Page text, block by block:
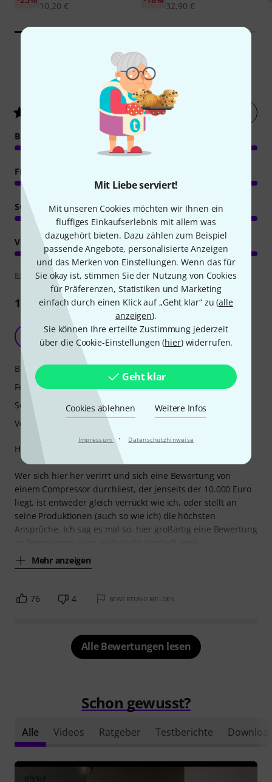
Mit Liebe serviert!
Mit unseren Cookies möchten wir Ihnen ein
fluffiges Einkaufserlebnis mit allem was
dazugehört bieten. Dazu zählen zum Beispiel
passende Angebote, personalisierte Anzeigen
und das Merken von Einstellungen. Wenn das für
Sie okay ist, stimmen Sie der Nutzung von Cookies
für Präferenzen, Statistiken und Marketing
einfach durch einen Klick auf „Geht klar“ zu (alle
anzeigen).
Sie können Ihre erteilte Zustimmung jederzeit
über die Cookie-Einstellungen (hier) widerrufen.
Geht klar
Cookies ablehnen Weitere Infos
Impressum · Datenschutzhinweise
10,20 € 32,90 €
Kundenbewertungen
5/ 5
BEDIENUNG
FEATURES
SOUND
VERARBEITUNG
Bewertungsrichtlinien
1 Rezension
Der Alpha Compressor
Tomton 12.08.2022
Hallo an alle Hardware Fans!!!
Wer sich hier her verirrt und sich eine Bewertung von
einem Compressor durchliest, der jenseits der 10.000 Euro
liegt, ist entweder gleich verrückt wie ich, oder stellt an
seine Produktionen (auch so wie ich) die höchsten
Ansprüche. Ich sag es mal so, hier großartig eine Bewertung
Mehr anzeigen
Bedienung
Features
Sound
Verarbeitung
76 4 BEWERTUNG MELDEN
Alle Bewertungen lesen
Schon gewusst?
Alle Videos Ratgeber Testberichte